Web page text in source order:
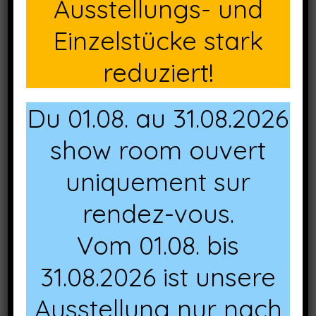
Eros 110x70cm blanc Réf. KF-83750W
Eros 110x70cm silver Réf. KF-83750S
Eros 110x70cm noir Réf. KF-83750B
Eros 120x80cm blanc Réf. KF-83753W
Ausstellungs- und
Einzelstücke stark
reduziert!
Du 01.08. au 31.08.2026
show room ouvert
uniquement sur
rendez-vous.
Vom 01.08. bis
31.08.2026 ist unsere
Ausstellung nur nach